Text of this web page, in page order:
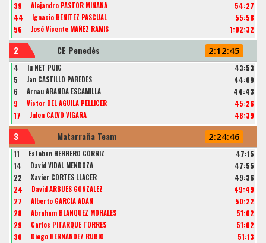
39
Alejandro PASTOR MIÑANA
54:27
44
Ignacio BENITEZ PASCUAL
55:58
56
José Vicente MAÑEZ RAMIS 1:02:32
2 CE Penedès 2:12:45
4 Iu NET PUIG
43:53
5
Jan CASTILLO PAREDES
44:09
6
Arnau ARANDA ESCAMILLA
44:43
9
Victor DEL AGUILA PELLICER
45:26
17
Julen CALVO VIGARA 48:39
3 Matarraña Team 2:24:46
11 Esteban HERRERO GÓRRIZ
47:15
14
David VIDAL MENDOZA
47:55
22
Xavier CORTES LLACER
49:36
24
David ARBUES GONZALEZ
49:49
27
Alberto GARCÍA ADÁN
50:22
28
Abraham BLANQUEZ MORALES
51:02
29
Carlos PITARQUE TORRES
51:02
30
Diego HERNÁNDEZ RUBIO
51:13